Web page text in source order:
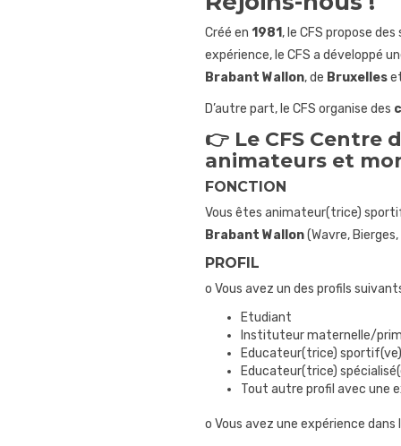
Créé en 1981 , le CFS propose
expérience, le CFS a développé
Brabant Wallon, de Bruxelles
D’autre part, le CFS organise des
👉 Le CFS Centre
animateurs et
FONCTION
Vous êtes animateur(trice)
Brabant Wallon(Wavre,
PROFIL
o Vous avez un des profils
Etudiant
Instituteur maternelle/
Educateur(trice) sportif(ve)
Educateur(trice)
Tout autre profil avec une
o Vous avez une expérience